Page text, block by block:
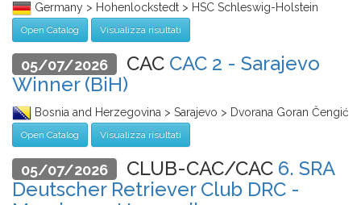
Germany > Hohenlockstedt > HSC Schleswig-Holstein
Open Catalog Visualizza risultati
05/07/2026 CAC CAC 2 - Sarajevo
Winner (BiH)
Bosnia and Herzegovina > Sarajevo > Dvorana Goran Čengić
Open Catalog Visualizza risultati
05/07/2026 CLUB-CAC/CAC 6. SRA
Deutscher Retriever Club DRC -